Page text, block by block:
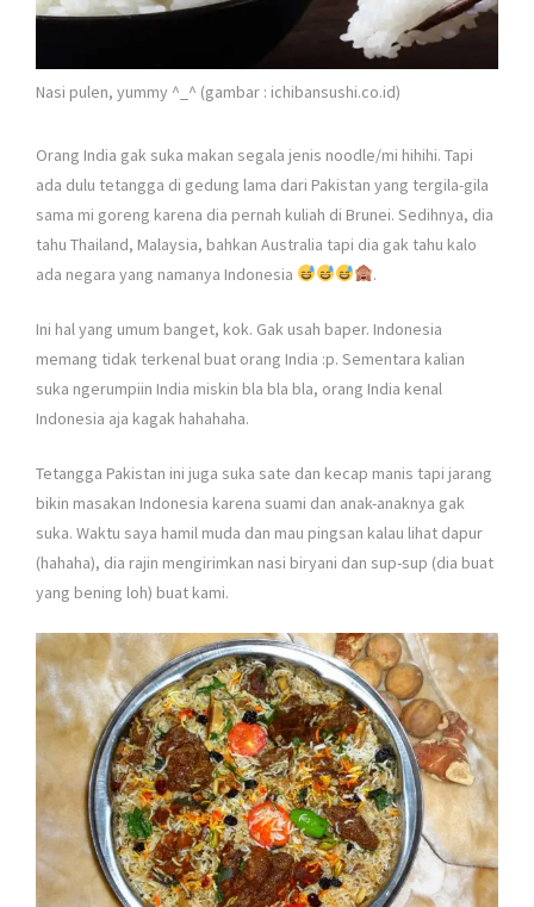
Nasi pulen, yummy ^_^ (gambar : ichibansushi.co.id)
Orang India gak suka makan segala jenis noodle/mi hihihi. Tapi
ada dulu tetangga di gedung lama dari Pakistan yang tergila-gila
sama mi goreng karena dia pernah kuliah di Brunei. Sedihnya, dia
tahu Thailand, Malaysia, bahkan Australia tapi dia gak tahu kalo
ada negara yang namanya Indonesia
.
Ini hal yang umum banget, kok. Gak usah baper. Indonesia
memang tidak terkenal buat orang India :p. Sementara kalian
suka ngerumpiin India miskin bla bla bla, orang India kenal
Indonesia aja kagak hahahaha.
Tetangga Pakistan ini juga suka sate dan kecap manis tapi jarang
bikin masakan Indonesia karena suami dan anak-anaknya gak
suka. Waktu saya hamil muda dan mau pingsan kalau lihat dapur
(hahaha), dia rajin mengirimkan nasi biryani dan sup-sup (dia buat
yang bening loh) buat kami.